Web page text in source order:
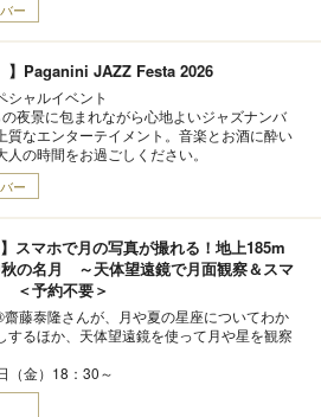
ー
】Paganini JAZZ Festa 2026
シャルイベント
夜景に包まれながら心地よいジャズナンバ
質なエンターテイメント。音楽とお酒に酔い
人の時間をお過ごしください。
ー
】スマホで月の写真が撮れる！地上185m
の名月 ～天体望遠鏡で月面観察＆スマ
＜予約不要＞
藤泰隆さんが、月や夏の星座についてわか
するほか、天体望遠鏡を使って月や星を観察
（金）18：30～